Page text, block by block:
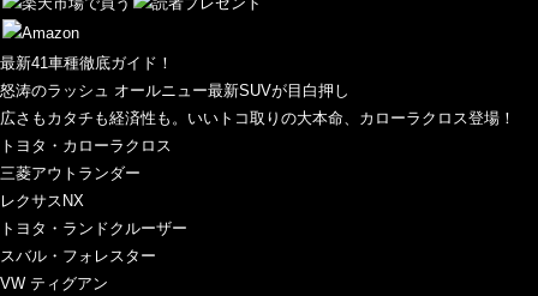
最新41車種徹底ガイド！
怒涛のラッシュ オールニュー最新SUVが目白押し
広さもカタチも経済性も。いいトコ取りの大本命、カローラクロス登場！
トヨタ・カローラクロス
三菱アウトランダー
レクサスNX
トヨタ・ランドクルーザー
スバル・フォレスター
VW ティグアン